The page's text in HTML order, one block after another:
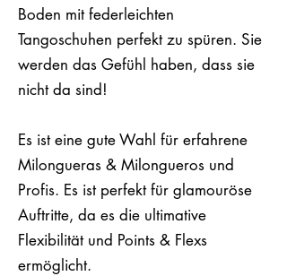
Boden mit federleichten
Tangoschuhen perfekt zu spüren. Sie
werden das Gefühl haben, dass sie
nicht da sind!
Es ist eine gute Wahl für erfahrene
Milongueras & Milongueros und
Profis. Es ist perfekt für glamouröse
Auftritte, da es die ultimative
Flexibilität und Points & Flexs
ermöglicht.